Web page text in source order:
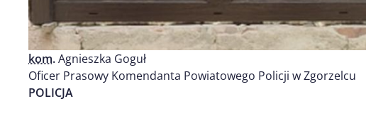
kom.Agnieszka Goguł
Oficer Prasowy Komendanta Powiatowego Policji w Zgorzelcu
POLICJA